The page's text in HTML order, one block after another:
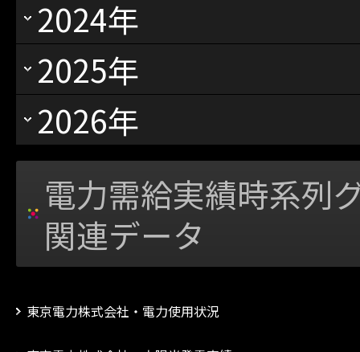
2024年
2025年
2026年
電力需給実績時系列
関連データ
東京電力株式会社・電力使用状況